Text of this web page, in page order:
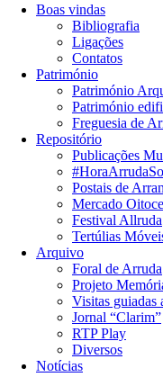
Boas vindas
Bibliografia
Ligações
Contatos
Património
Património
Património
Freguesia de
Repositório
Publicações
Postais de
Mercado
Festival Allruda
Tertúlias
Arquivo
Foral de Arruda
Projeto
Visitas guiadas
Jornal “Clarim”
RTP Play
Diversos
Notícias